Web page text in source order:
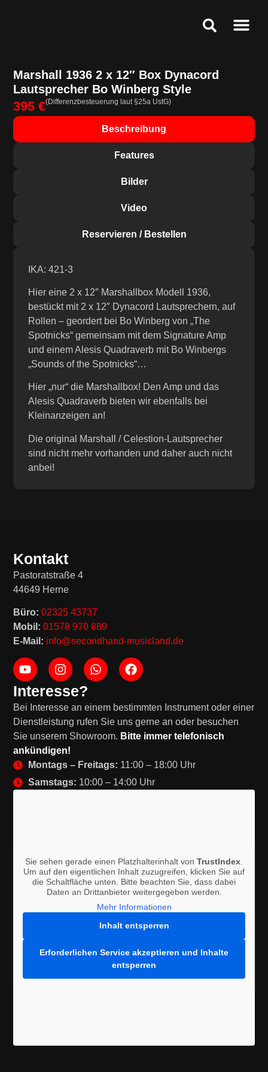
Marshall 1936 2 x 12″ Box Dynacord
Lautsprecher Bo Winberg Style
395 €(Differenzbesteuerung laut §25a UstG)
Beschreibung
Features
Bilder
Video
Reservieren / Bestellen
IKA: 421-3
Hier eine 2 x 12″ Marshallbox Modell 1936,
bestückt mit 2 x 12″ Dynacord Lautsprechern, auf
Rollen – geordert bei Bo Winberg von „The
Spotnicks“ gemeinsam mit dem Signature Amp
und einem Alesis Quadraverb mit Bo Winbergs
„Sounds of the Spotnicks“…
Hier „nur“ die Marshallbox! Den Amp und das
Alesis Quadraverb bieten wir ebenfalls bei
Kleinanzeigen an!
Die original Marshall / Celestion-Lautsprecher
sind nicht mehr vorhanden und daher auch nicht
anbei!
Kontakt
Pastoratstraße 4
44649 Herne
Büro: 02325 43737
Mobil: 01578 970 889
E-Mail: info@secondhand-musicland.de
Interesse?
Bei Interesse an einem bestimmten Instrument oder einer
Dienstleistung rufen Sie uns gerne an oder besuchen
Sie unserem Showroom. Bitte immer telefonisch
ankündigen!
Montags – Freitags: 11:00 – 18:00 Uhr
Samstags: 10:00 – 14:00 Uhr
Sie sehen gerade einen Platzhalterinhalt von TrustIndex
Um auf den eigentlichen Inhalt zuzugreifen, klicken Sie auf
die Schaltfläche unten. Bitte beachten Sie, dass dabei
Daten an Drittanbieter weitergegeben werden.
Mehr Informationen
Inhalt entsperren
Erforderlichen Service akzeptieren und Inhalte
entsperren